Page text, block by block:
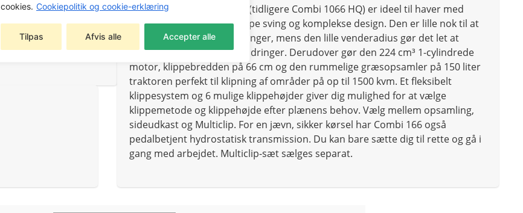
cookies. Cookiepolitik og cookie-erklæring
Tilpas Afvis alle Accepter alle
Havetraktoren Combi 166 (tidligere Combi 1066 HQ) er ideel til haver med
vanskelige vendinger, skarpe sving og komplekse design. Den er lille nok til at
passe gennem smalle åbninger, mens den lille venderadius gør det let at
manøvrere omkring forhindringer. Derudover gør den 224 cm³ 1-cylindrede
motor, klippebredden på 66 cm og den rummelige græsopsamler på 150 liter
traktoren perfekt til klipning af områder på op til 1500 kvm. Et fleksibelt
klippesystem og 6 mulige klippehøjder giver dig mulighed for at vælge
klippemetode og klippehøjde efter plænens behov. Vælg mellem opsamling,
sideudkast og Multiclip. For en jævn, sikker kørsel har Combi 166 også
pedalbetjent hydrostatisk transmission. Du kan bare sætte dig til rette og gå i
gang med arbejdet. Multiclip-sæt sælges separat.